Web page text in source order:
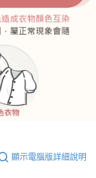
顯示電腦版詳細說明